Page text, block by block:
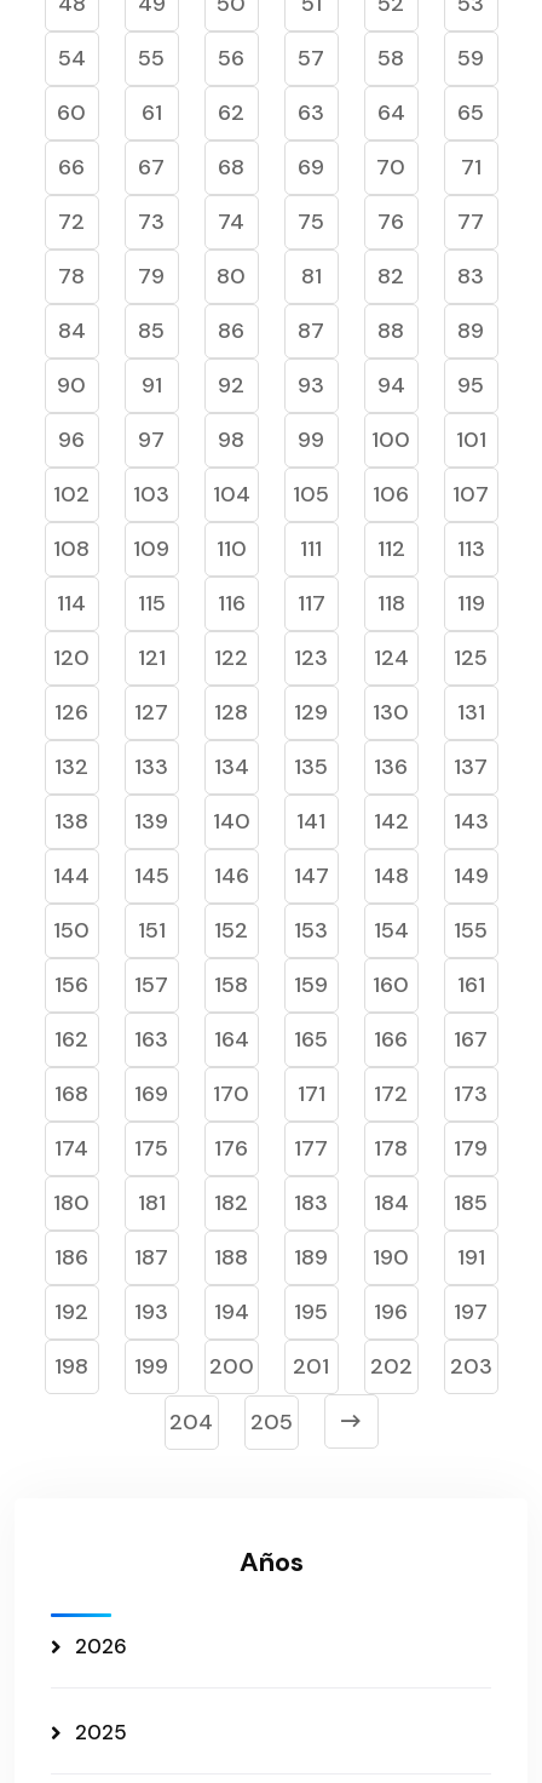
54
55 56 57 58
59
60
61 62 63 64
65
66
67 68 69 70
71
72
73 74 75 76
77
78
79 80 81 82
83
84
85 86 87 88
89
90
91 92 93 94
95
96
97 98 99 100
101
102
103 104 105 106
107
108
109 110 111 112
113
114
115 116 117 118
119
120
121 122 123 124
125
126
127 128 129 130
131
132
133 134 135 136
137
138
139 140 141 142
143
144
145 146 147 148
149
150
151 152 153 154
155
156
157 158 159 160
161
162
163 164 165 166
167
168
169 170 171 172
173
174
175 176 177 178
179
180
181 182 183 184
185
186
187 188 189 190
191
192
193 194 195 196
197
198
199 200 201 202
203
204
205
Años
2026
2025